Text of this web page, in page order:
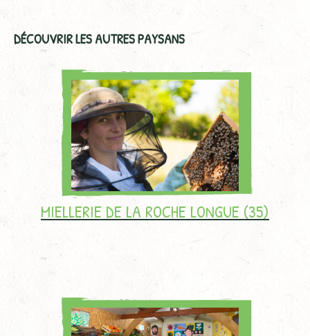
DÉCOUVRIR LES AUTRES PAYSANS
MIELLERIE DE LA ROCHE LONGUE (35)